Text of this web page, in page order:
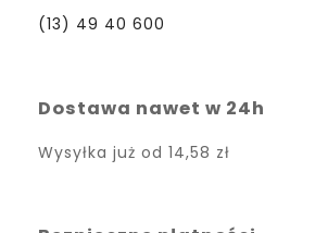
(13) 49 40 600
Dostawa nawet w 24h
Wysyłka już od 14,58 zł